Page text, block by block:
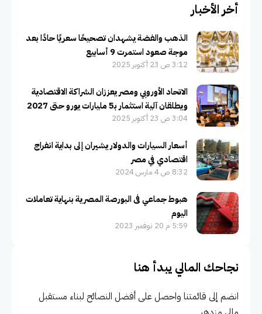
أخر الأخبار
الذهب والفضة يشهدان تصحيحًا سعريًا حادًا بعد
موجة صعود استمرت 9 أسابيع
3:12 ص 23 أكتوبر 2025
الاتحاد الأوروبي ومصر يعززان الشراكة الاقتصادية
ويطلقان آلية استثمار بـ5 مليارات يورو حتى 2027
3:04 ص 23 أكتوبر 2025
أسعار السيارات والدولار يشيران إلى بداية انفراج
اقتصادي في مصر
8:32 ص 4 مارس 2024
هبوط جماعي فى البورصة المصرية بنهاية تعاملات
اليوم
5:59 م 20 نوفمبر 2023
نجاحك المالي يبدأ هنا
انضم إلى قائمتنا واحصل على أفضل النصائح لبناء مستقبل